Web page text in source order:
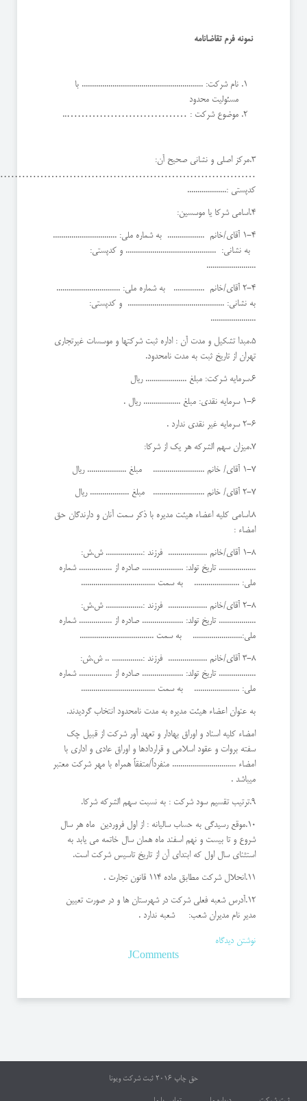
نمونه فرم تقاضانامه
نام شرکت: ........................................................... با
مسئولیت محدود
موضوع شرکت : ……………………………..
3.مرکز اصلی و نشانی صحیح آن:
………………………………………………………………
کدپستی :...................
1-4 آقای/خانم .................. به شماره ملی: ...............................
به نشانی: ............................................ و کدپستی:
........................
2-4 آقای/خانم ............... به شماره ملی: ...............................
به نشانی: ............................................... و کدپستی:
......................
5.مبدا تشکیل و مدت آن : اداره ثبت شرکتها و موسسات غیرتجاری
تهران از تاریخ ثبت به مدت نامحدود.
1-6 سرمایه نقدی: مبلغ .................. ریال .
2-6 سرمایه غیر نقدی ندارد .
1-7 آقای/ خانم ......................... مبلغ ................... ریال
2-7 آقای/ خانم ......................... مبلغ ................... ریال
8.اسامی کلیه اعضاء هیئت مدیره با ذکر سمت آنان و دارندگان حق
امضاء :
1-8 آقای/خانم ................... فرزند :.................. ش.ش:
.................. تاریخ تولد: .................... صادره از ................ شماره
ملی: ...................... به سمت ....................................
2-8 آقای/خانم ................... فرزند :.................. ش.ش:
.................. تاریخ تولد: .................... صادره از ................ شماره
ملی:........................ به سمت ....................................
3-8 آقای/خانم ................... فرزند :............... .. ش.ش:
.................. تاریخ تولد: .................... صادره از ................ شماره
ملی: ...................... به سمت ....................................
به عنوان اعضاء هیئت مدیره به مدت نامحدود انتخاب گردیدند.
امضاء کلیه اسناد و اوراق بهادار و تعهد آور شرکت از قبیل چک
سفته بروات و عقود اسلامی و قراردادها و اوراق عادی و اداری با
امضاء ............................... منفرداً/متفقاً همراه با مهر شرکت معتبر
میباشد .
10.موقع رسیدگی به حساب سالیانه : از اول فروردین ماه هر سال
شروع و تا بیست و نهم اسفند ماه همان سال خاتمه می یابد به
استثنای سال اول که ابتدای آن از تاریخ تاسیس شرکت است.
12.آدرس شعبه فعلی شرکت در شهرستان ها و در صورت تعیین
مدیر نام مدیران شعب: شعبه ندارد .
نوشتن دیدگاه
JComments
حق چاپ 2016 ثبت شرکت ویونا